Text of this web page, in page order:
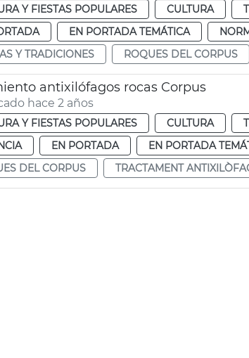
Y FIESTAS POPULARES CULTURA
EN PORTADA TEMÁTICA
Y TRADICIONES
ROQUES DEL CORPUS
antixilófagos rocas Corpus
hace 2 años
Y FIESTAS POPULARES CULTURA
EN PORTADA EN PORTADA
DEL CORPUS
TRACTAMENT